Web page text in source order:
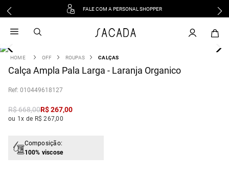
FALE COM A PERSONAL SHOPPER
OFF ROUPAS CALÇAS
Calça Ampla Pala Larga - Laranja Organico
: 010449618127
R$668,00R$267,00
ou 1x de R$ 267,00
Composição:
100% viscose
vestido
3 º blusa
º tricot
º macacão
jeans
camisa